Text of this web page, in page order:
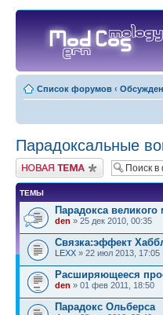
Список форумов ‹
Парадоксальные
Начать новую тему
ТЕМЫ
Парадокса великого
den » 25 дек 2010, 00:35
Связка:эффект
LEXX » 22 июл 2013, 17:05
Расширяющееся
den » 01 фев 2011, 18:50
Парадокс Ольберса